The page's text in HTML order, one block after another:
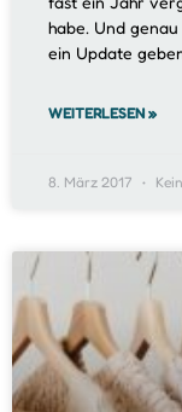
habe. Und
ein Update
WEITERLESEN »
8. März 2017